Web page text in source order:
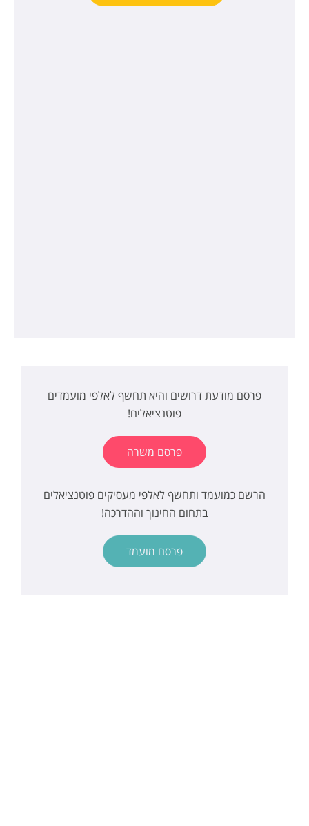
פרסם מודעת דרושים והיא תחשף לאלפי מועמדים
פוטנציאלים!
פרסם משרה
הרשם כמועמד ותחשף לאלפי מעסיקים פוטנציאלים
בתחום החינוך וההדרכה!
פרסם מועמד